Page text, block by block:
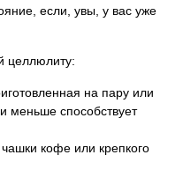
если, увы, у вас уже
целлюлиту:
на пару или
меньше способствует
кофе или крепкого